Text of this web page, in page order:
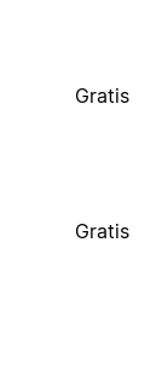
Gratis
Gratis